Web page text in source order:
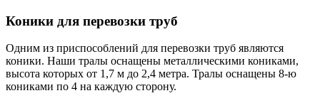
Коники для перевозки труб
Одним из приспособлений для перевозки труб являются
коники. Наши тралы оснащены металлическими кониками,
высота которых от 1,7 м до 2,4 метра. Тралы оснащены 8-ю
кониками по 4 на каждую сторону.